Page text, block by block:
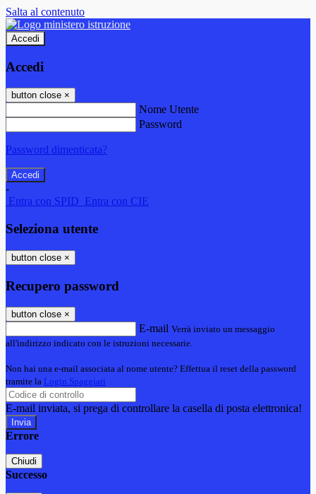
Salta al contenuto
Accedi
Accedi
button close ×
Nome Utente
Password
Password dimenticata?
-
Entra con SPID Entra con CIE
Seleziona utente
button close ×
Recupero password
button close ×
E-mail Verrà inviato un messaggio
all'indirizzo indicato con le istruzioni necessarie.
Non hai una e-mail associata al nome utente? Effettua il reset della password
tramite la Login Spaggiari
E-mail inviata, si prega di controllare la casella di posta elettronica!
Errore
Chiudi
Successo